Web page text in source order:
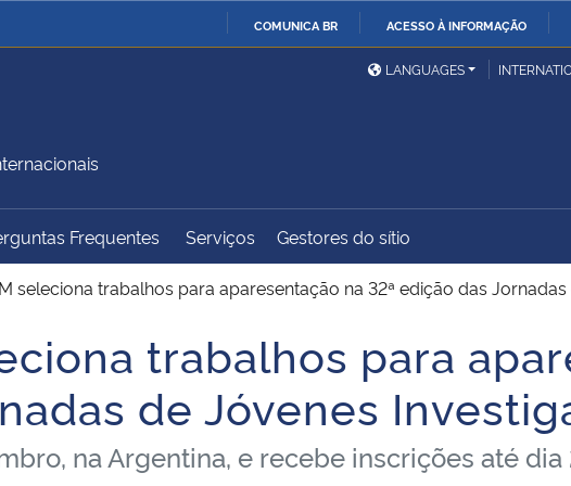
COMUNICA BR ACESSO À INFORMAÇÃO
e
Ministério da Defesa
Ministério das Relações
Exteriores
Ministério do
Desenvolvimento Regional
Controladoria-Geral da
Advocacia-Geral da União Banco Central do Brasil
LANGUAGES
Frequentes Serviços Gestores do sítio
seleciona trabalhos para aparesentação na 32ª edição das
trabalhos para
de Jóvenes
na Argentina, e recebe inscrições até